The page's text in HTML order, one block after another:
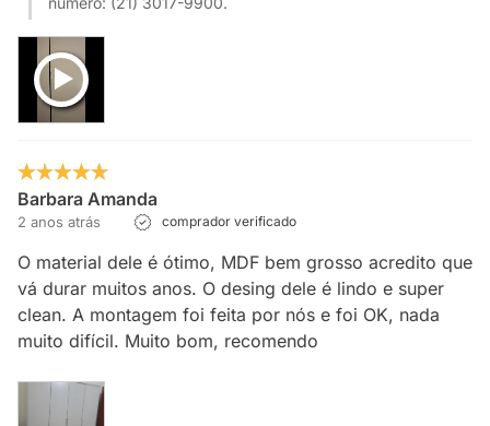
Barbara Amanda
2 anos atrás comprador verificado
O material dele é ótimo, MDF bem grosso acredito que
vá durar muitos anos. O desing dele é lindo e super
clean. A montagem foi feita por nós e foi OK, nada
muito difícil. Muito bom, recomendo